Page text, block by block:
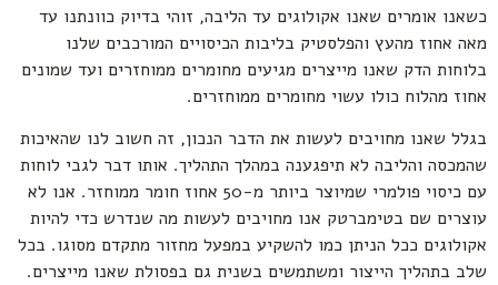
כשאנו אומרים שאנו אקולוגים עד הליבה, זוהי בדיוק כוונתנו עד
מאה אחוז מהעץ והפלסטיק בליבות הכיסויים המורכבים שלנו
בלוחות הדק שאנו מייצרים מגיעים מחומרים ממוחזרים ועד שמונים
אחוז מהלוח כולו עשוי מחומרים ממוחזרים.
בגלל שאנו מחויבים לעשות את הדבר הנכון, זה חשוב לנו שהאיכות
שהמכסה והליבה לא תיפגענה במהלך התהליך. אותו דבר לגבי לוחות
עם כיסוי פולמרי שמיוצר ביותר מ-50 אחוז חומר ממוחזר. אנו לא
עוצרים שם בטימברטק אנו מחויבים לעשות מה שנדרש כדי להיות
אקולוגים ככל הניתן כמו להשקיע במפעל מחזור מתקדם מסוגו. בכל
שלב בתהליך הייצור ומשתמשים בשנית גם בפסולת שאנו מייצרים.